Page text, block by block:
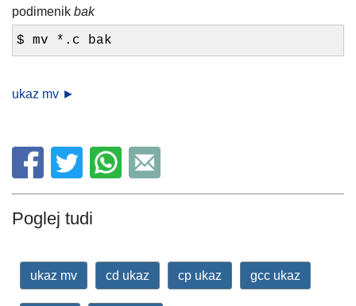
podimenik bak
$ mv *.c bak
ukaz mv ►
Poglej tudi
ukaz mv cd ukaz cp ukaz gcc ukaz